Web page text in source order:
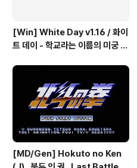
[Win] White Day v1.16 / 화이
트 데이 - 학교라는 이름의 미궁 -
[MD/Gen] Hokuto no Ken